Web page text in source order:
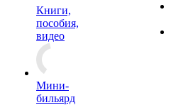
Книги,
пособия,
видео
Мини-
бильярд